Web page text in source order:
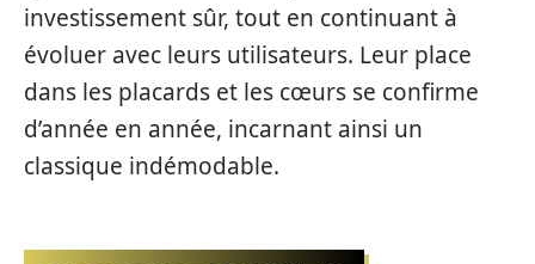
investissement sûr, tout en continuant à
évoluer avec leurs utilisateurs. Leur place
dans les placards et les cœurs se confirme
d’année en année, incarnant ainsi un
classique indémodable.